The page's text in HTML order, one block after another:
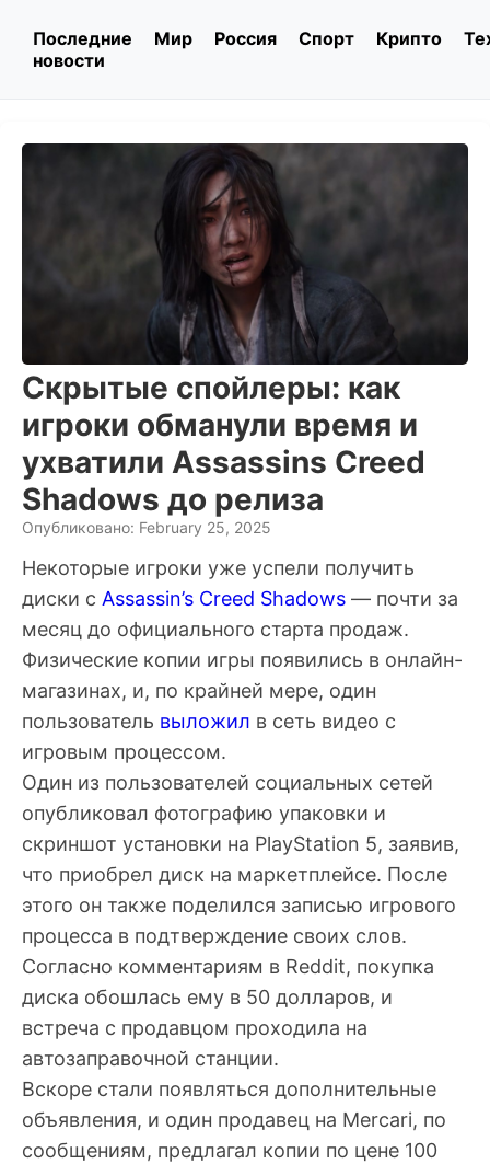
Последние
новости
Мир Россия Спорт Крипто
Скрытые спойлеры: как
игроки обманули время и
ухватили Assassins Creed
Shadows до релиза
Опубликовано: February 25, 2025
Некоторые игроки уже успели получить
диски с Assassin’s Creed Shadows — почти за
месяц до официального старта продаж.
Физические копии игры появились в онлайн-
магазинах, и, по крайней мере, один
пользователь выложил в сеть видео с
игровым процессом.
Один из пользователей социальных сетей
опубликовал фотографию упаковки и
скриншот установки на PlayStation 5, заявив,
что приобрел диск на маркетплейсе. После
этого он также поделился записью игрового
процесса в подтверждение своих слов.
Согласно комментариям в Reddit, покупка
диска обошлась ему в 50 долларов, и
встреча с продавцом проходила на
автозаправочной станции.
Вскоре стали появляться дополнительные
объявления, и один продавец на Mercari, по
сообщениям, предлагал копии по цене 100